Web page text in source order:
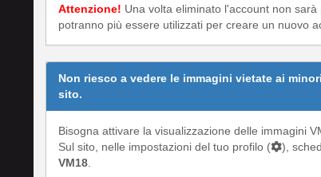
Attenzione! Una volta eliminato l'account non
potranno più essere utilizzati per creare un nuovo
Non riesco a vedere le immagini vietate ai
sito.
Bisogna attivare la visualizzazione delle immagini
Sul sito, nelle impostazioni del tuo profilo (
),
VM18